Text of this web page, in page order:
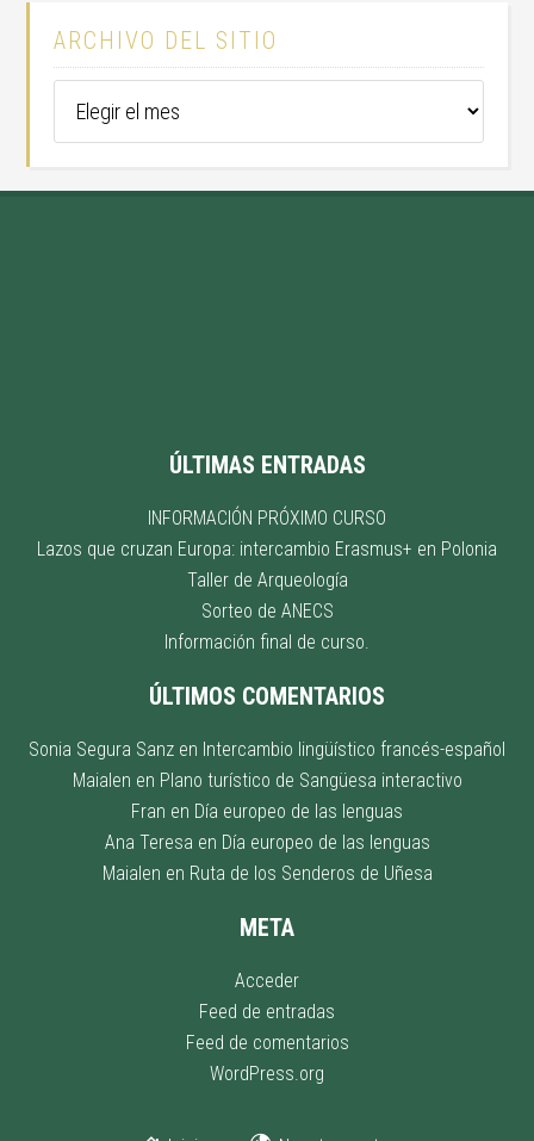
ARCHIVO DEL SITIO
ÚLTIMAS ENTRADAS
INFORMACIÓN PRÓXIMO CURSO
Lazos que cruzan Europa: intercambio Erasmus+ en Polonia
Taller de Arqueología
Sorteo de ANECS
Información final de curso.
ÚLTIMOS COMENTARIOS
Sonia Segura Sanz en Intercambio lingüístico francés-español
Maialen en Plano turístico de Sangüesa interactivo
Fran en Día europeo de las lenguas
Ana Teresa en Día europeo de las lenguas
Maialen en Ruta de los Senderos de Uñesa
META
Acceder
Feed de entradas
Feed de comentarios
WordPress.org